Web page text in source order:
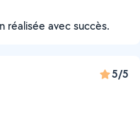
réalisée avec succès.
5/5